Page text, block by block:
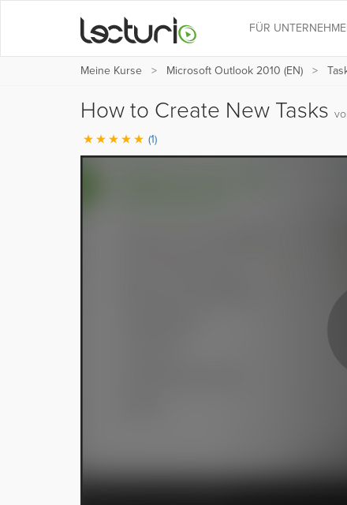
FÜR
Meine Kurse Microsoft Outlook 2010 (EN)
How to Create New Tasks
(1)